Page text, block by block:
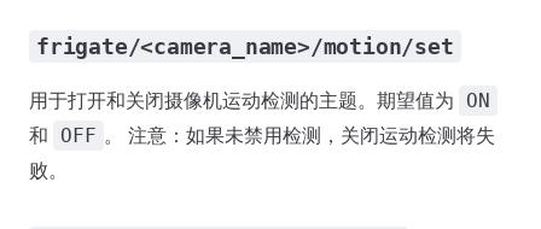
frigate/<camera_name>/motion/set
用于打开和关闭摄像机运动检测的主题。期望值为 ON
和 OFF 。 注意：如果未禁用检测，关闭运动检测将失
败。